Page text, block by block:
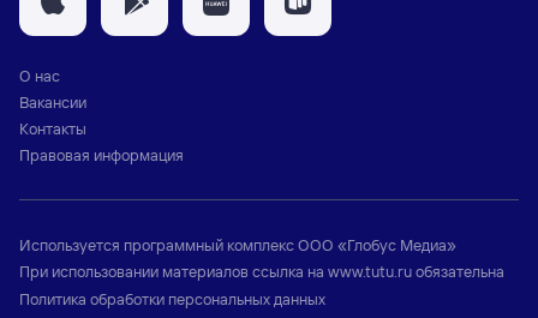
О нас
Вакансии
Контакты
Правовая информация
Используется программный комплексООО «Глобус Медиа»
При использовании материалов ссылка на www.tutu.ruобязательна
Политика обработки персональных данных